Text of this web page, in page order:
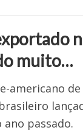
muito…
americano
passado.